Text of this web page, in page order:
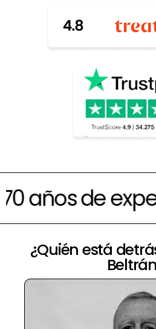
de
¿Quién está